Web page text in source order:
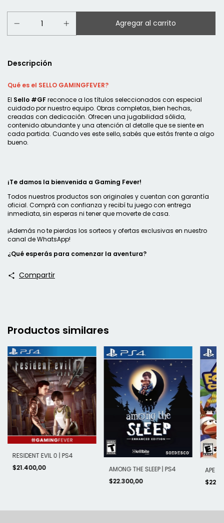
Descripción
Qué es el SELLO GAMINGFEVER?
El Sello #GFreconoce a los títulos seleccionados con especial
cuidado por nuestro equipo. Obras completas, bien hechas,
creadas con dedicación. Ofrecen una jugabilidad sólida,
contenido abundante y una atención al detalle que se siente en
cada partida. Cuando ves este sello, sabés que estás frente a algo
bueno.
¡Te damos la bienvenida a Gaming Fever!
Todos nuestros productos son originales y cuentan con garantía
oficial. Comprá con confianza y recibí tu juego con entrega
inmediata, sin esperas ni tener que moverte de casa.
¡Además no te pierdas los sorteos y ofertas exclusivas en nuestro
canal de WhatsApp!
¿Qué esperás para comenzar la aventura?
Compartir
Productos similares
RESIDENT EVIL 0 | PS4
$21.400,00
AMONG THE SLEEP | PS4
$22.300,00
APE